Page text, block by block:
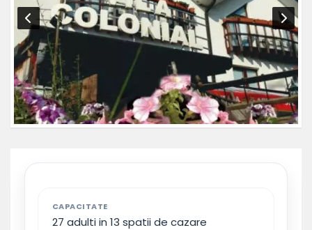
CAPACITATE
27 adulti in 13 spatii de cazare